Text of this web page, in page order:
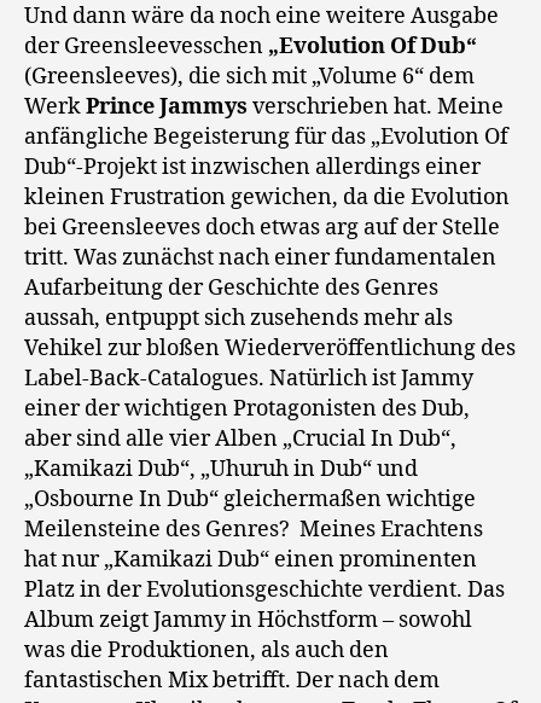
Und dann wäre da noch eine weitere Ausgabe
der Greensleevesschen „Evolution Of Dub“
(Greensleeves), die sich mit „Volume 6“ dem
WerkPrince Jammys verschrieben hat. Meine
anfängliche Begeisterung für das „Evolution Of
Dub“-Projekt ist inzwischen allerdings einer
kleinen Frustration gewichen, da die Evolution
bei Greensleeves doch etwas arg auf der Stelle
tritt. Was zunächst nach einer fundamentalen
Aufarbeitung der Geschichte des Genres
aussah, entpuppt sich zusehends mehr als
Vehikel zur bloßen Wiederveröffentlichung des
Label-Back-Catalogues. Natürlich ist Jammy
einer der wichtigen Protagonisten des Dub,
aber sind alle vier Alben „Crucial In Dub“,
„Kamikazi Dub“, „Uhuruh in Dub“ und
„Osbourne In Dub“ gleichermaßen wichtige
Meilensteine des Genres? Meines Erachtens
hat nur „Kamikazi Dub“ einen prominenten
Platz in der Evolutionsgeschichte verdient. Das
Album zeigt Jammy in Höchstform – sowohl
was die Produktionen, als auch den
fantastischen Mix betrifft. Der nach dem